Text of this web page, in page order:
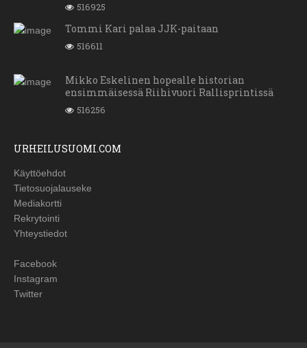
516925
Tommi Kari palaa JJK-paitaan
516611
Mikko Eskelinen hopealle historian
ensimmäisessä Riihivuori Rallisprintissä
516256
URHEILUSUOMI.COM
Käyttöehdot
Tietosuojalauseke
Mediakortti
Rekrytointi
Yhteystiedot
Facebook
Instagram
Twitter